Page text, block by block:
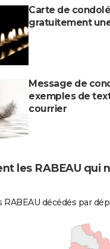
Carte de
gratuitement
Message de
exemples de
courrier
les RABEAU qui
RABEAU décédés par